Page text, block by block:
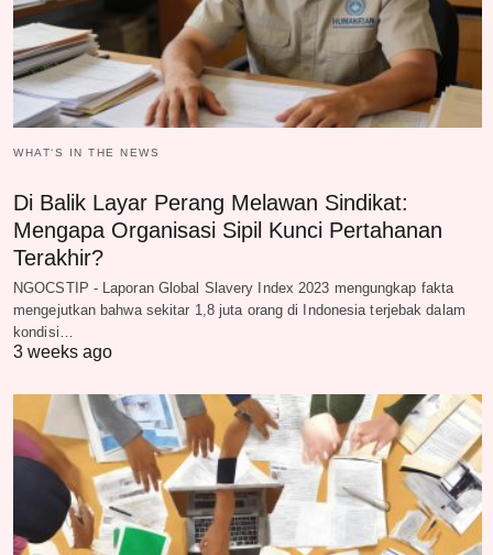
WHAT‘S IN THE NEWS
Di Balik Layar Perang Melawan Sindikat:
Mengapa Organisasi Sipil Kunci Pertahanan
Terakhir?
NGOCSTIP - Laporan Global Slavery Index 2023 mengungkap fakta
mengejutkan bahwa sekitar 1,8 juta orang di Indonesia terjebak dalam
kondisi…
3 weeks ago